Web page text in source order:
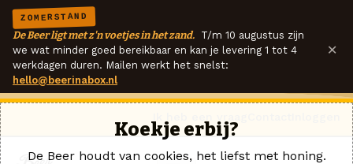
ZOMERSTAND
De Beer ligt met z'n voetjes in het zand. T/m 10 augustus zijn
we wat minder goed bereikbaar en kan je levering 1 tot 4
werkdagen duren. Mailen werkt het snelst:
hello@beerinabox.nl
×
Koekje erbij?
De Beer houdt van cookies, het liefst met honing.